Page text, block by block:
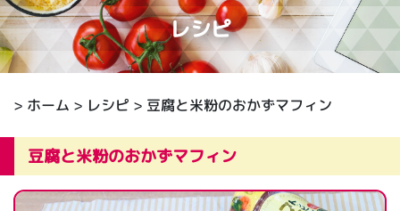
レシピ
> ホーム > レシピ > 豆腐と米粉のおかずマフィン
豆腐と米粉のおかずマフィン